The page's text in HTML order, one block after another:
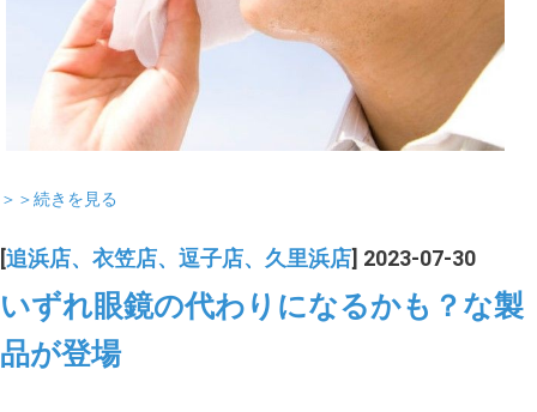
＞＞続きを見る
[追浜店、衣笠店、逗子店、久里浜店] 2023-07-30
いずれ眼鏡の代わりになるかも？な製
品が登場